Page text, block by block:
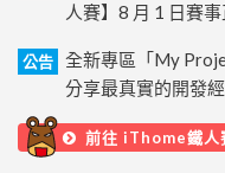
人賽】8 月 1 日賽事
公告
全新專區「My
分享最真實的開發
前往 iThome鐵人